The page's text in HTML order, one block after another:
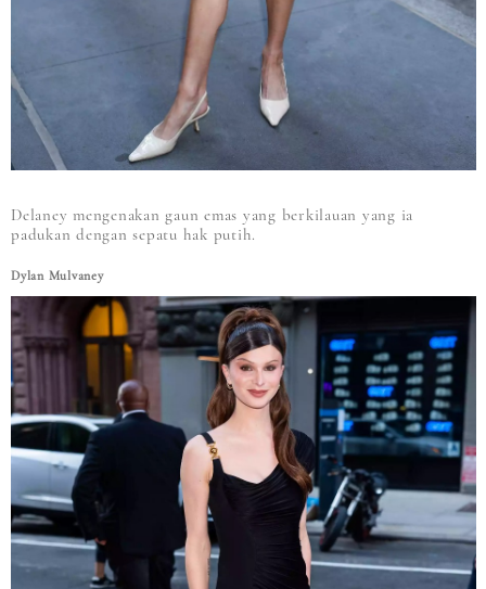
Delaney mengenakan gaun emas yang berkilauan yang ia
padukan dengan sepatu hak putih.
Dylan Mulvaney